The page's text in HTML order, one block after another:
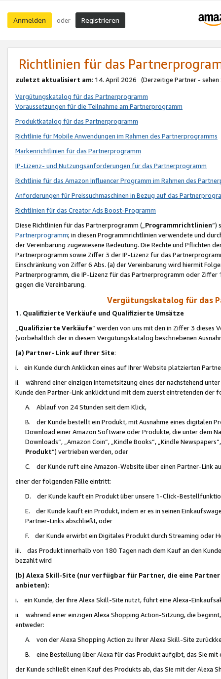
Anmelden oder Registrieren
Richtlinien für das
zuletzt aktualisiert am: 14. April 2026 (Derzeitige Partner - sehen
Vergütungskatalog für das Partnerprogramm
Voraussetzungen für die Teilnahme am Partnerprogramm
Produktkatalog für das Partnerprogramm
Richtlinie für Mobile Anwendungen im Rahmen des Partnerprogramms
Markenrichtlinien für das Partnerprogramm
IP-Lizenz- und Nutzungsanforderungen für das Partnerprogramm
Richtlinie für das Amazon Influencer Programm im Rahmen des
Anforderungen für Preissuchmaschinen in Bezug auf das
Richtlinien für das Creator Ads Boost-Programm
Diese Richtlinien für das Partnerprogramm („Programmrichtlinien“)
Partnerprogramm; in diesen Programmrichtlinien verwendete und
der Vereinbarung zugewiesene Bedeutung. Die Rechte und Pflichten
Partnerprogramm sowie Ziffer 3 der IP-Lizenz für das
Einschränkung von Ziffer 6 Abs. (a) der Vereinbarung wird hiermit
Partnerprogramm, die IP-Lizenz für das Partnerprogramm oder
gegen die Vereinbarung.
Vergütungskatalog für das
1. Qualifizierte Verkäufe und Qualifizierte Umsätze
Qualifizierte Verkäufe“ werden von uns mit den in Ziffer 3
(vorbehaltlich der in diesem Vergütungskatalog beschriebenen
(a) Partner- Link auf Ihrer Site:
i. ein Kunde durch Anklicken eines auf Ihrer Website platzierten
ii. während einer einzigen Internetsitzung eines der nachstehend
Kunde den Partner-Link anklickt und mit dem zuerst eintretenden der
A. Ablauf von 24 Stunden seit dem Klick,
B. der Kunde bestellt ein Produkt, mit Ausnahme eines digitalen
Download einer Amazon Software oder Produkte, die unter dem
Downloads“, „Amazon Coin“, „Kindle Books“, „Kindle
Produkt“) vertrieben werden, oder
C. der Kunde ruft eine Amazon-Website über einen Partner-Link
einer der folgenden Fälle eintritt:
D. der Kunde kauft ein Produkt über unsere 1-Click-
E. der Kunde kauft ein Produkt, indem er es in seinen
Partner-Links abschließt, oder
F. der Kunde erwirbt ein Digitales Produkt durch Streaming oder
iii. das Produkt innerhalb von 180 Tagen nach dem Kauf an den
bezahlt wird
(b) Alexa Skill-Site (nur verfügbar für Partner, die eine
anbieten):
i. ein Kunde, der Ihre Alexa Skill-Site nutzt, führt eine Alexa-
ii. während einer einzigen Alexa Shopping Action-Sitzung, die
entweder:
A. von der Alexa Shopping Action zu Ihrer Alexa Skill-Site
B. eine Bestellung über Alexa für das Produkt aufgibt, das Sie mit
der Kunde schließt einen Kauf des Produkts ab, das Sie mit der Alexa